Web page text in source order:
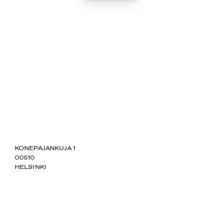
SUOMIAREENA
KONEPAJANKUJA 1
00510
HELSINKI